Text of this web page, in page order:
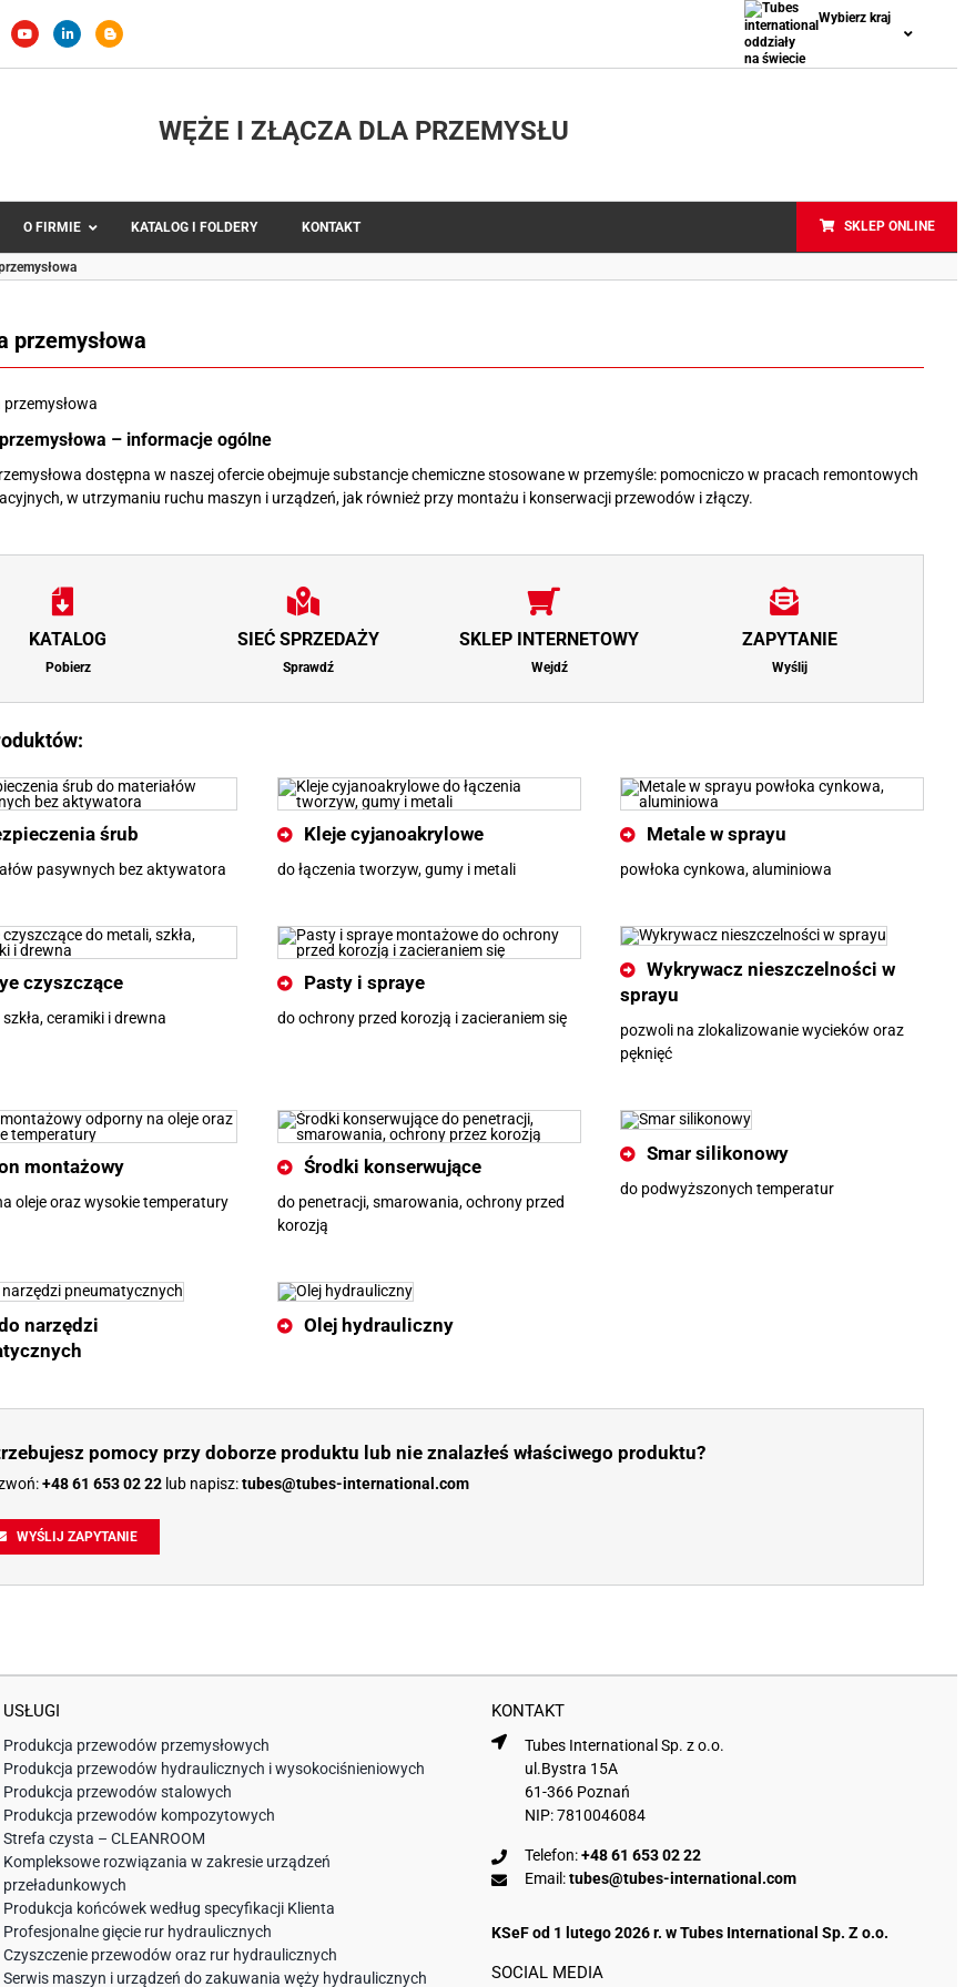
Wybierz kraj
WĘŻE I ZŁĄCZA DLA PRZEMYSŁU
O FIRMIE KATALOG I FOLDERY KONTAKT SKLEP ONLINE
przemysłowa
– informacje ogólne
dostępna w naszej ofercie obejmuje substancje chemiczne stosowane w przemyśle: pomocniczo w pracach remontowych
w utrzymaniu ruchu maszyn i urządzeń, jak również przy montażu i konserwacji przewodów i złączy.
KATALOG
Pobierz
SIEĆ SPRZEDAŻY
Sprawdź
SKLEP INTERNETOWY
Wejdź
ZAPYTANIE
Wyślij
śrub
pasywnych bez aktywatora
Kleje cyjanoakrylowe
do łączenia tworzyw, gumy i metali
Metale w sprayu
powłoka cynkowa, aluminiowa
czyszczące
ceramiki i drewna
Pasty i spraye
do ochrony przed korozją i zacieraniem się
Wykrywacz nieszczelności w
sprayu
pozwoli na zlokalizowanie wycieków oraz
pęknięć
montażowy
oleje oraz wysokie temperatury
Środki konserwujące
do penetracji, smarowania, ochrony przed
korozją
Smar silikonowy
do podwyższonych temperatur
narzędzi
Olej hydrauliczny
pomocy przy doborze produktu lub nie znalazłeś właściwego produktu?
+48 61 653 02 22 lub napisz:tubes@tubes-international.com
WYŚLIJ ZAPYTANIE
USŁUGI KONTAKT
Produkcja przewodów przemysłowych
Produkcja przewodów hydraulicznych i wysokociśnieniowych
Produkcja przewodów stalowych
Produkcja przewodów kompozytowych
Strefa czysta – CLEANROOM
Kompleksowe rozwiązania w zakresie urządzeń
przeładunkowych
Produkcja końcówek według specyfikacji Klienta
Profesjonalne gięcie rur hydraulicznych
Czyszczenie przewodów oraz rur hydraulicznych
Serwis maszyn i urządzeń do zakuwania węży hydraulicznych
Tubes International Sp. z o.o.
ul.Bystra 15A
61-366 Poznań
NIP: 7810046084
Telefon:+48 61 653 02 22
Email:tubes@tubes-international.com
KSeF od 1 lutego 2026 r. w Tubes International Sp. Z o.o.
SOCIAL MEDIA